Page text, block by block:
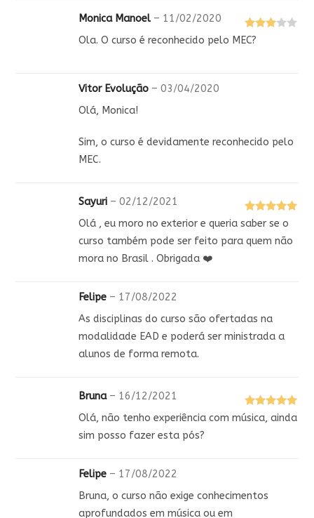
Avaliaç
Monica Manoel – 11/02/2020
Ola. O curso é reconhecido pelo MEC?
Vitor Evolução – 03/04/2020
Olá, Monica!
Sim, o curso é devidamente reconhecido pelo
MEC.
Avaliação5
de 5
Sayuri – 02/12/2021
Olá , eu moro no exterior e queria saber se o
curso também pode ser feito para quem não
mora no Brasil . Obrigada ❤️
Felipe – 17/08/2022
As disciplinas do curso são ofertadas na
modalidade EAD e poderá ser ministrada a
alunos de forma remota.
Avaliação5
Bruna – 16/12/2021
Olá, não tenho experiência com música, ainda
sim posso fazer esta pós?
Felipe – 17/08/2022
Bruna, o curso não exige conhecimentos
aprofundados em música ou em